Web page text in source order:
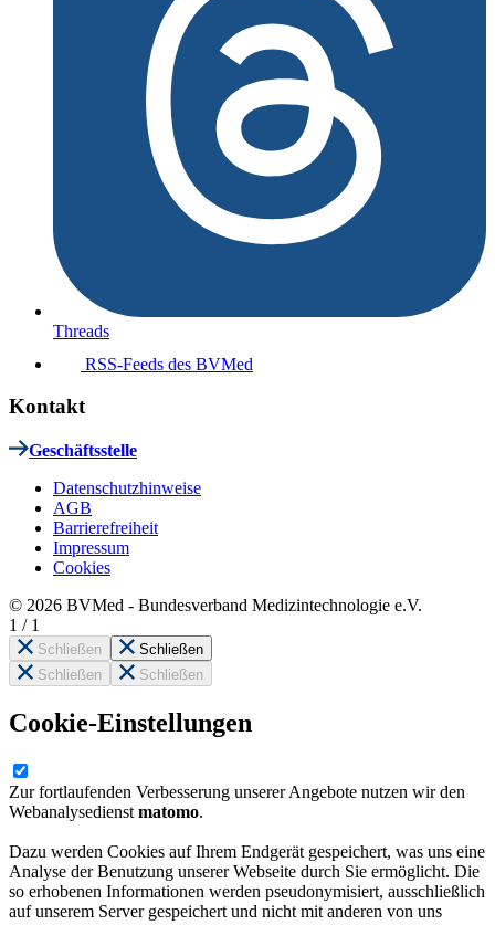
Threads
RSS-Feeds des BVMed
Kontakt
Geschäftsstelle
Datenschutzhinweise
AGB
Barrierefreiheit
Impressum
Cookies
© 2026 BVMed - Bundesverband Medizintechnologie e.V.
1 / 1
Schließen
Schließen
Schließen
Schließen
Cookie-Einstellungen
Zur fortlaufenden Verbesserung unserer Angebote nutzen wir den
Webanalysedienst matomo.
Dazu werden Cookies auf Ihrem Endgerät gespeichert, was uns eine
Analyse der Benutzung unserer Webseite durch Sie ermöglicht. Die
so erhobenen Informationen werden pseudonymisiert, ausschließlich
auf unserem Server gespeichert und nicht mit anderen von uns